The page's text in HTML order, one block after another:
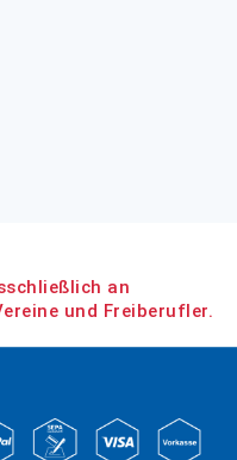
an
und Freiberufler.